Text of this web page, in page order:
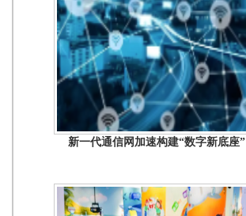
新一代通信网加速构建“数字新底座”